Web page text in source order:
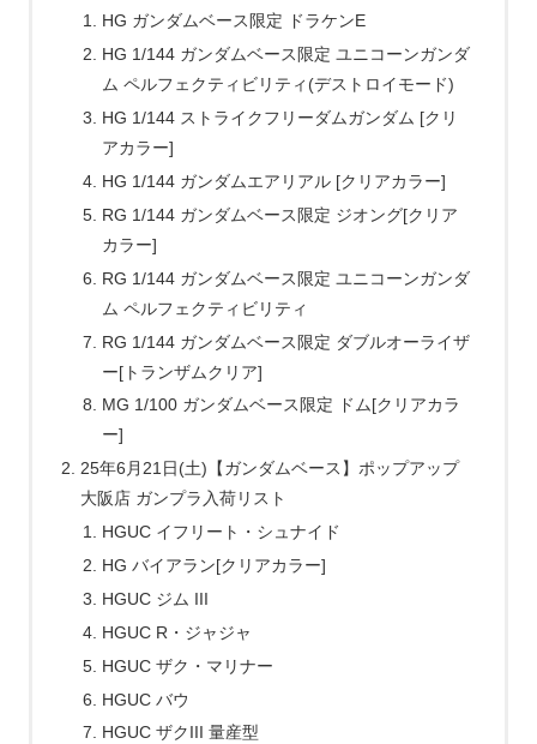
HG ガンダムベース限定 ドラケンE
HG 1/144 ガンダムベース限定 ユニコーンガンダ
ム ペルフェクティビリティ(デストロイモード)
HG 1/144 ストライクフリーダムガンダム [クリ
アカラー]
HG 1/144 ガンダムエアリアル [クリアカラー]
RG 1/144 ガンダムベース限定 ジオング[クリア
カラー]
RG 1/144 ガンダムベース限定 ユニコーンガンダ
ム ペルフェクティビリティ
RG 1/144 ガンダムベース限定 ダブルオーライザ
ー[トランザムクリア]
MG 1/100 ガンダムベース限定 ドム[クリアカラ
ー]
25年6月21日(土)【ガンダムベース】ポップアップ
大阪店 ガンプラ入荷リスト
HGUC イフリート・シュナイド
HG バイアラン[クリアカラー]
HGUC ジム III
HGUC R・ジャジャ
HGUC ザク・マリナー
HGUC バウ
HGUC ザクIII 量産型